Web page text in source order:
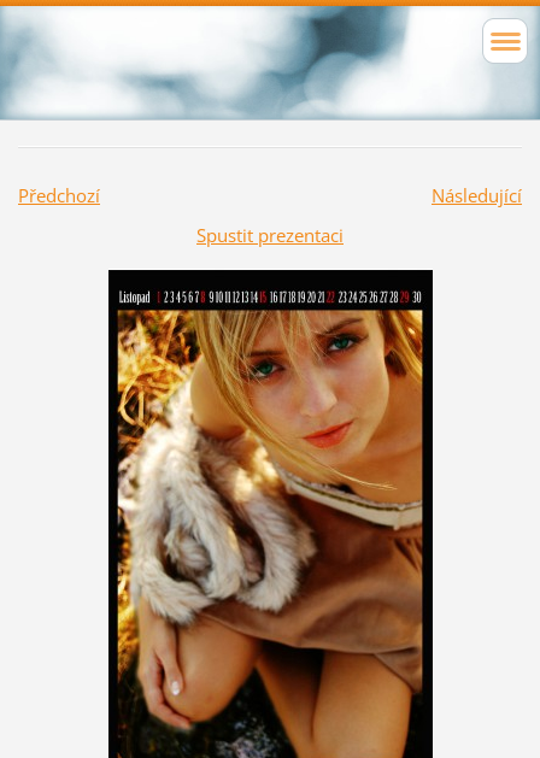
Předchozí
Následující
Spustit prezentaci